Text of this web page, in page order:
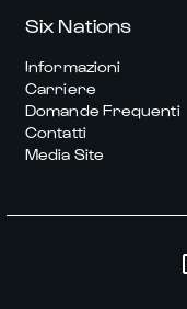
Six Nations
Informazioni
Carriere
Domande Frequenti
Contatti
Media Site